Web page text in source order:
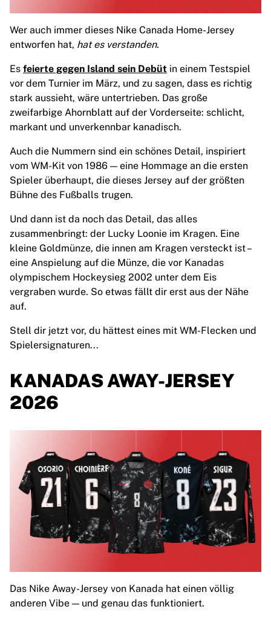
LA Clippers
View all NBA
Top European Teams
Beşiktaş Gain
Fenerbahçe Basketball
Slovenia
Virtus Bologna
Other Sports
Cycling
Team Visma | Lease a bike
Soudal Quick Step
EF Education
Team Jayco AlUla
View all Cycling
Rugby
France Rugby
Gloucester Rugby
Bath Rugby
ASM Clermont Auvergne
Harlequins
England Cricket
Delhi Capitals
West Indies
Cricket Ireland
Ice Hockey
Aalborg Pirates
Tre Kronor
NHL Alumni
View all Ice Hockey
Glory Kickboxing
So funktioniert es
Trikot einrahmen
Trikot-Authentifizierung
Wer auch immer dieses Nike Canada Home-Jersey
entworfen hat, hat es verstanden.
Es feierte gegen Island sein Debüt in einem Testspiel
vor dem Turnier im März, und zu sagen, dass es richtig
stark aussieht, wäre untertrieben. Das große
zweifarbige Ahornblatt auf der Vorderseite: schlicht,
markant und unverkennbar kanadisch.
Auch die Nummern sind ein schönes Detail, inspiriert
vom WM-Kit von 1986 — eine Hommage an die ersten
Spieler überhaupt, die dieses Jersey auf der größten
Bühne des Fußballs trugen.
Und dann ist da noch das Detail, das alles
zusammenbringt: der Lucky Loonie im Kragen. Eine
kleine Goldmünze, die innen am Kragen versteckt ist –
eine Anspielung auf die Münze, die vor Kanadas
olympischem Hockeysieg 2002 unter dem Eis
vergraben wurde. So etwas fällt dir erst aus der Nähe
auf.
Stell dir jetzt vor, du hättest eines mit WM-Flecken und
Spielersignaturen...
KANADAS AWAY-JERSEY
2026
Das Nike Away-Jersey von Kanada hat einen völlig
anderen Vibe — und genau das funktioniert.